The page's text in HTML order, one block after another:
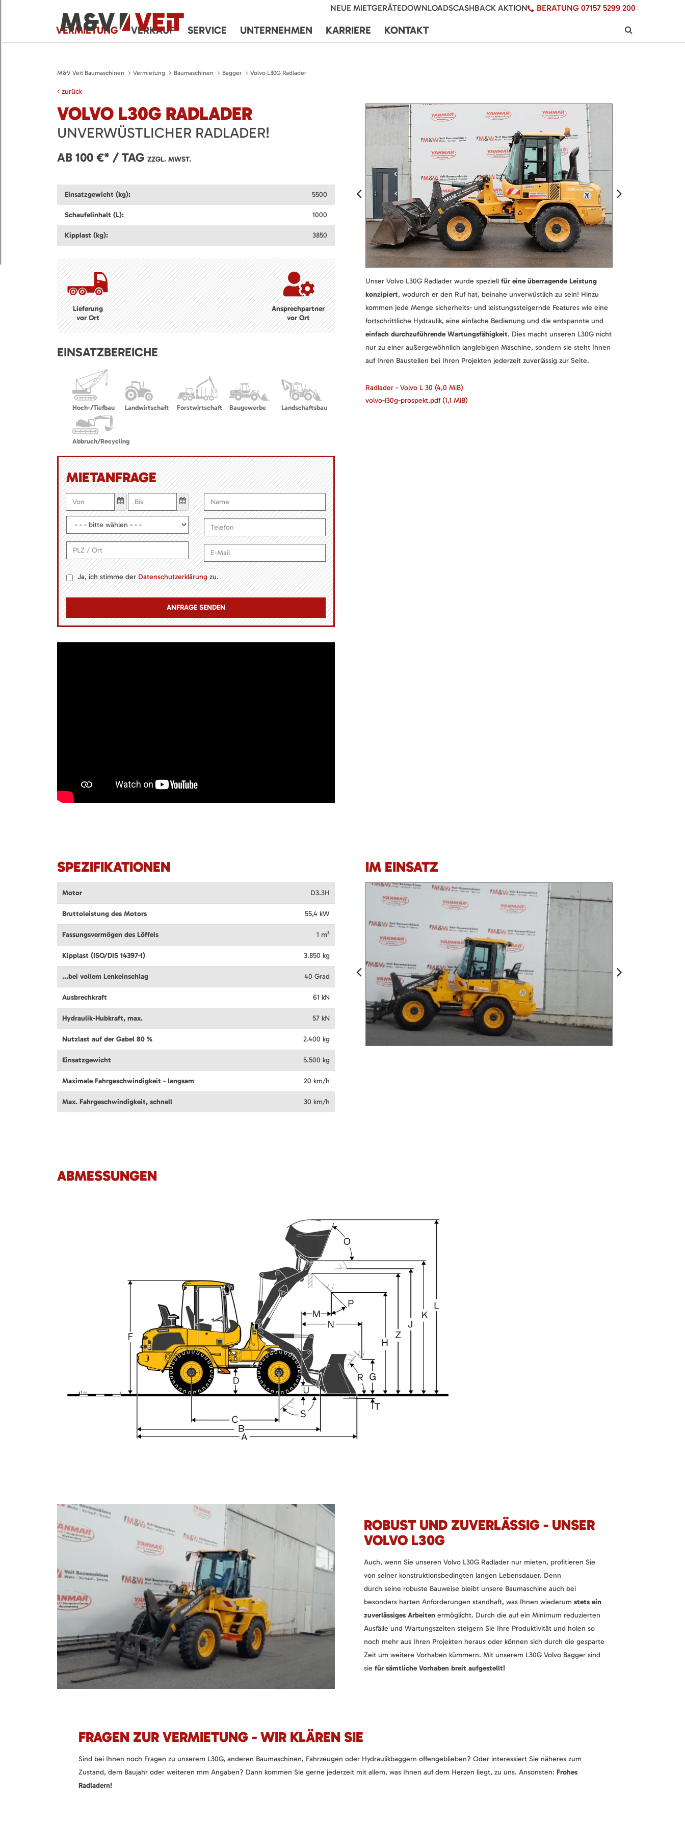
NEUE MIETGERÄTEDOWNLOADSCASHBACK AKTION BERATUNG 07157 5299 200
VERMIETUNG VERKAUF SERVICE UNTERNEHMEN KARRIERE KONTAKT
M&V Veit Baumaschinen Vermietung Baumaschinen Bagger Volvo L30G Radlader
zurück
VOLVO L30G RADLADER
UNVERWÜSTLICHER RADLADER!
AB 100 €* / TAG ZZGL. MWST.
Einsatzgewicht (kg): 5500
Schaufelinhalt (L): 1000
Kipplast (kg): 3850
Lieferung
vor Ort
Ansprechpartner
vor Ort
EINSATZBEREICHE
Hoch-/Tiefbau Landwirtschaft Forstwirtschaft Baugewerbe Landschaftsbau
Abbruch/Recycling
MIETANFRAGE
Ja, ich stimme derDatenschutzerklärungzu.
Unser Volvo L30G Radlader wurde speziell für eine überragende Leistung
konzipiert, wodurch er den Ruf hat, beinahe unverwüstlich zu sein! Hinzu
kommen jede Menge sicherheits- und leistungssteigernde Features wie eine
fortschrittliche Hydraulik, eine einfache Bedienung und die entspannte und
einfach durchzuführende Wartungsfähigkeit. Dies macht unseren L30G nicht
nur zu einer außergewöhnlich langlebigen Maschine, sondern sie steht Ihnen
auf Ihren Baustellen bei Ihren Projekten jederzeit zuverlässig zur Seite.
Radlader - Volvo L 30 (4,0 MiB)
volvo-l30g-prospekt.pdf (1,1 MiB)
SPEZIFIKATIONEN
Motor D3.3H
Bruttoleistung des Motors 55,4 kW
Fassungsvermögen des Löffels 1 m³
Kipplast (ISO/DIS 14397-1) 3.850 kg
...bei vollem Lenkeinschlag 40 Grad
Ausbrechkraft 61 kN
Hydraulik-Hubkraft, max. 57 kN
Nutzlast auf der Gabel 80 % 2.400 kg
Einsatzgewicht 5.500 kg
Maximale Fahrgeschwindigkeit - langsam 20 km/h
Max. Fahrgeschwindigkeit, schnell 30 km/h
IM EINSATZ
ABMESSUNGEN
ROBUST UND ZUVERLÄSSIG - UNSER
VOLVO L30G
Auch, wenn Sie unseren Volvo L30G Radlader nur mieten, profitieren Sie
von seiner konstruktionsbedingten langen Lebensdauer. Denn
durch seine robuste Bauweise bleibt unsere Baumaschine auch bei
besonders harten Anforderungen standhaft, was Ihnen wiederum stets ein
zuverlässiges Arbeiten ermöglicht. Durch die auf ein Minimum reduzierten
Ausfälle und Wartungszeiten steigern Sie Ihre Produktivität und holen so
noch mehr aus Ihren Projekten heraus oder können sich durch die gesparte
Zeit um weitere Vorhaben kümmern. Mit unserem L30G Volvo Bagger sind
sie für sämtliche Vorhaben breit aufgestellt!
FRAGEN ZUR VERMIETUNG - WIR KLÄREN SIE
Sind bei Ihnen noch Fragen zu unserem L30G, anderen Baumaschinen, Fahrzeugen oder Hydraulikbaggern offengeblieben? Oder interessiert Sie näheres zum
Zustand, dem Baujahr oder weiteren mm Angaben? Dann kommen Sie gerne jederzeit mit allem, was Ihnen auf dem Herzen liegt, zu uns. Ansonsten: Frohes
Radladern!